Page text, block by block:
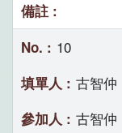
10
古智仲
古智仲